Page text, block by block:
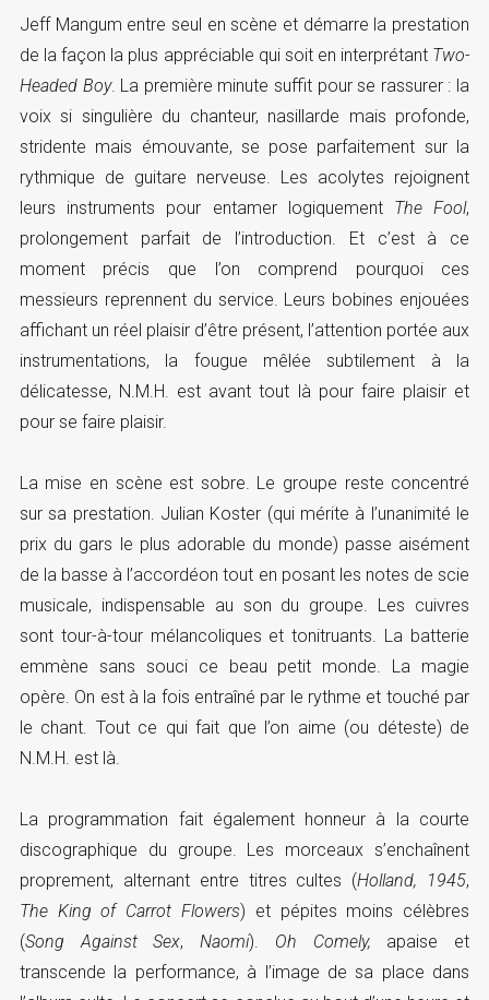
Jeff Mangum entre seul en scène et démarre la prestation
de la façon la plus appréciable qui soit en interprétant Two-
Headed Boy. La première minute suffit pour se rassurer : la
voix si singulière du chanteur, nasillarde mais profonde,
stridente mais émouvante, se pose parfaitement sur la
rythmique de guitare nerveuse. Les acolytes rejoignent
leurs instruments pour entamer logiquement The Fool,
prolongement parfait de l’introduction. Et c’est à ce
moment précis que l’on comprend pourquoi ces
messieurs reprennent du service. Leurs bobines enjouées
affichant un réel plaisir d’être présent, l’attention portée aux
instrumentations, la fougue mêlée subtilement à la
délicatesse, N.M.H. est avant tout là pour faire plaisir et
pour se faire plaisir.
La mise en scène est sobre. Le groupe reste concentré
sur sa prestation. Julian Koster (qui mérite à l’unanimité le
prix du gars le plus adorable du monde) passe aisément
de la basse à l’accordéon tout en posant les notes de scie
musicale, indispensable au son du groupe. Les cuivres
sont tour-à-tour mélancoliques et tonitruants. La batterie
emmène sans souci ce beau petit monde. La magie
opère. On est à la fois entraîné par le rythme et touché par
le chant. Tout ce qui fait que l’on aime (ou déteste) de
N.M.H. est là.
La programmation fait également honneur à la courte
discographique du groupe. Les morceaux s’enchaînent
proprement, alternant entre titres cultes (Holland, 1945,
The King of Carrot Flowers) et pépites moins célèbres
(Song Against Sex,Naomi). Oh Comely, apaise et
transcende la performance, à l’image de sa place dans